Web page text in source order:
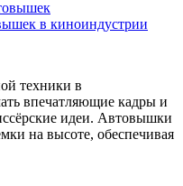
в киноиндустрии
техники в
впечатляющие кадры и
идеи. Автовышки
на высоте, обеспечивая